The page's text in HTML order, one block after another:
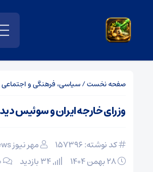
صفحه نخست/سیاسی، فرهنگی و اجتماعی
وزرای خارجه ایران و سوئیس
کد نوشته: 157396
مهر نیوز mehrnews